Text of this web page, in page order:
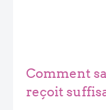
Comment
reçoit